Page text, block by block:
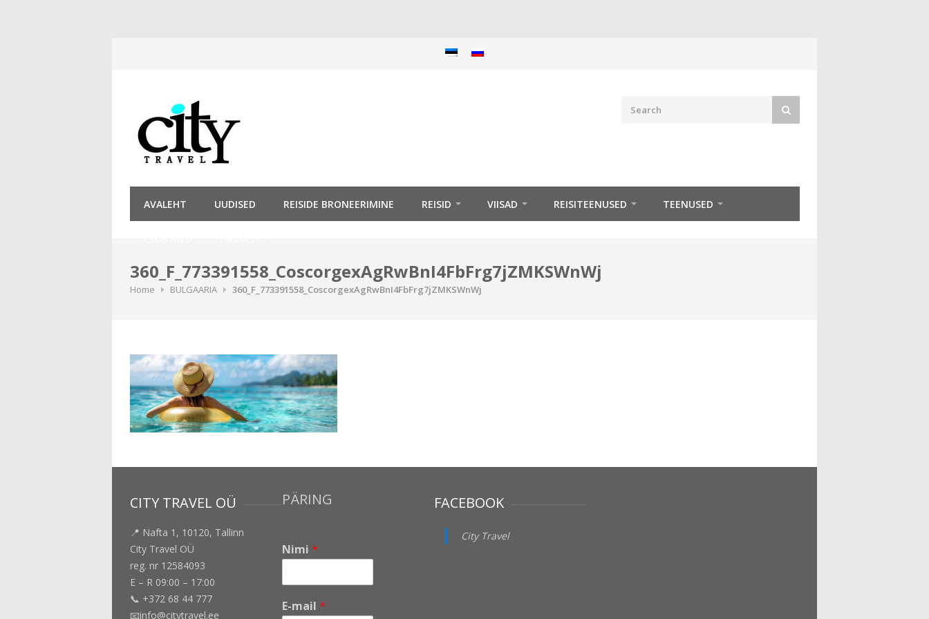
AVALEHT UUDISED REISIDE BRONEERIMINE REISID VIISAD REISITEENUSED TEENUSED
360_F_773391558_CoscorgexAgRwBnI4FbFrg7jZMKSWnWj
Home BULGAARIA 360_F_773391558_CoscorgexAgRwBnI4FbFrg7jZMKSWnWj
CITY TRAVEL OÜ
📍 Nafta 1, 10120, Tallinn
City Travel OÜ
reg. nr 12584093
E – R 09:00 – 17:00
📞 +372 68 44 777
📧info@citytravel.ee
PÄRING
Nimi *
E-mail *
FACEBOOK
City Travel